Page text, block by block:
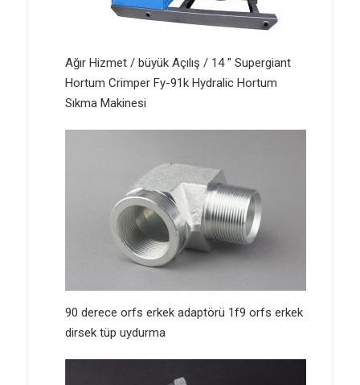
Ağır Hizmet / büyük Açılış / 14 ″ Supergiant
Hortum Crimper Fy-91k Hydralic Hortum
Sıkma Makinesi
90 derece orfs erkek adaptörü 1f9 orfs erkek
dirsek tüp uydurma